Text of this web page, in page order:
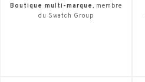
Boutique multi-marque, membre
du Swatch Group